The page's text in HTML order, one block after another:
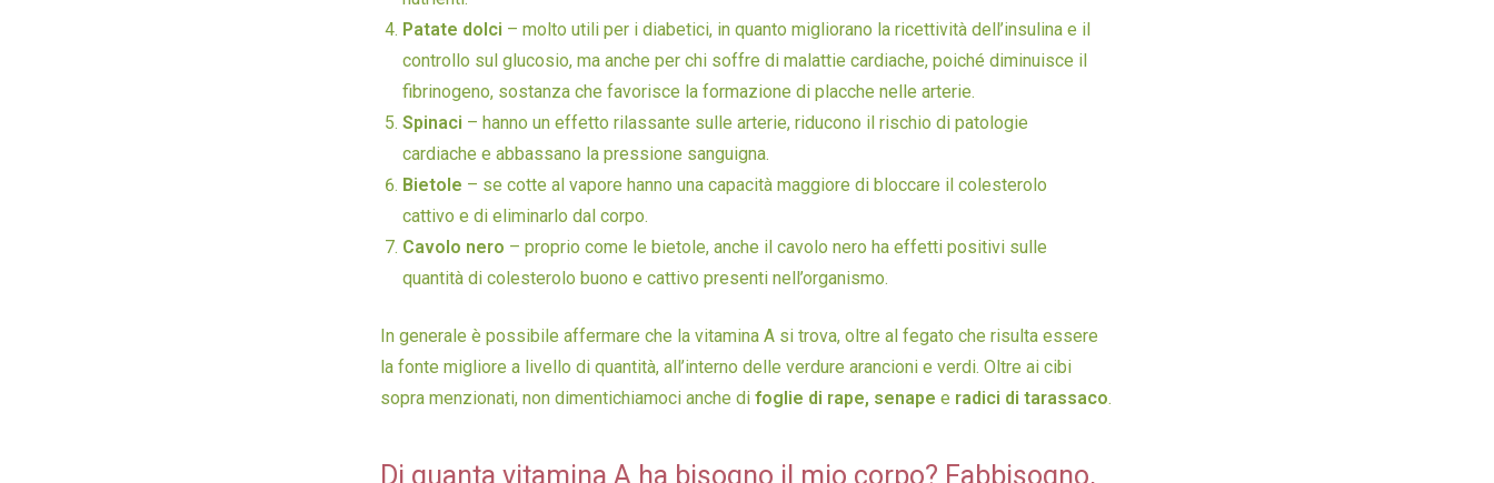
Patate dolci – molto utili per i diabetici, in quanto migliorano la ricettività dell’insulina e il
controllo sul glucosio, ma anche per chi soffre di malattie cardiache, poiché diminuisce il
fibrinogeno, sostanza che favorisce la formazione di placche nelle arterie.
Spinaci – hanno un effetto rilassante sulle arterie, riducono il rischio di patologie
cardiache e abbassano la pressione sanguigna.
Bietole – se cotte al vapore hanno una capacità maggiore di bloccare il colesterolo
cattivo e di eliminarlo dal corpo.
Cavolo nero – proprio come le bietole, anche il cavolo nero ha effetti positivi sulle
quantità di colesterolo buono e cattivo presenti nell’organismo.
In generale è possibile affermare che la vitamina A si trova, oltre al fegato che risulta essere
la fonte migliore a livello di quantità, all’interno delle verdure arancioni e verdi. Oltre ai cibi
sopra menzionati, non dimentichiamoci anche di foglie di rape, senape e radici di tarassaco.
Di quanta vitamina A ha bisogno il mio corpo? Fabbisogno,